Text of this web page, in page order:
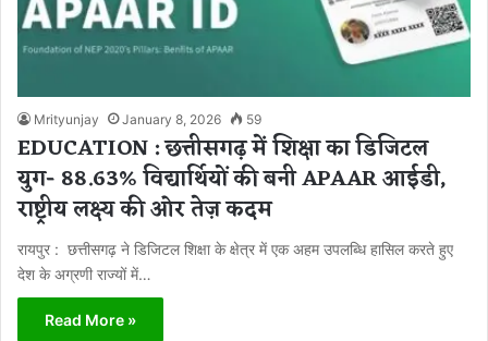
Mrityunjay January 8, 2026 59
EDUCATION : छत्तीसगढ़ में शिक्षा का डिजिटल
युग- 88.63% विद्यार्थियों की बनी APAAR आईडी,
राष्ट्रीय लक्ष्य की ओर तेज़ कदम
रायपुर : छत्तीसगढ़ ने डिजिटल शिक्षा के क्षेत्र में एक अहम उपलब्धि हासिल करते हुए
देश के अग्रणी राज्यों में…
Read More »